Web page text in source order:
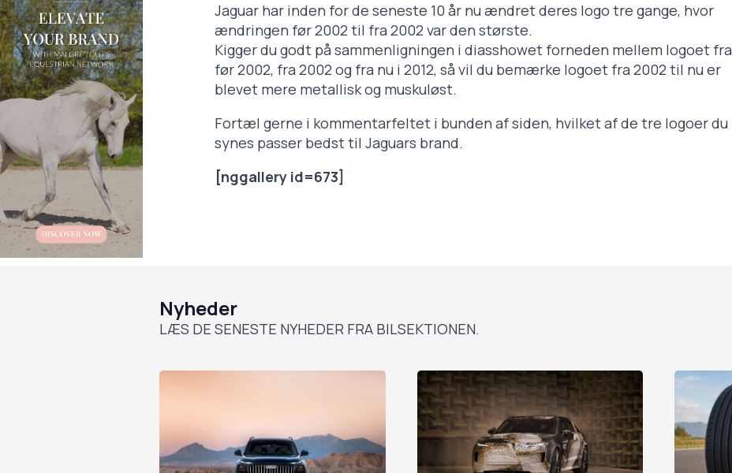
Jaguar har inden for de seneste 10 år nu ændret deres logo tre gange, hvor
ændringen før 2002 til fra 2002 var den største.
Kigger du godt på sammenligningen i diasshowet forneden mellem logoet fra
før 2002, fra 2002 og fra nu i 2012, så vil du bemærke logoet fra 2002 til nu er
blevet mere metallisk og muskuløst.
Fortæl gerne i kommentarfeltet i bunden af siden, hvilket af de tre logoer du
synes passer bedst til Jaguars brand.
[nggallery id=673]
Nyheder
LÆS DE SENESTE NYHEDER FRA BILSEKTIONEN.